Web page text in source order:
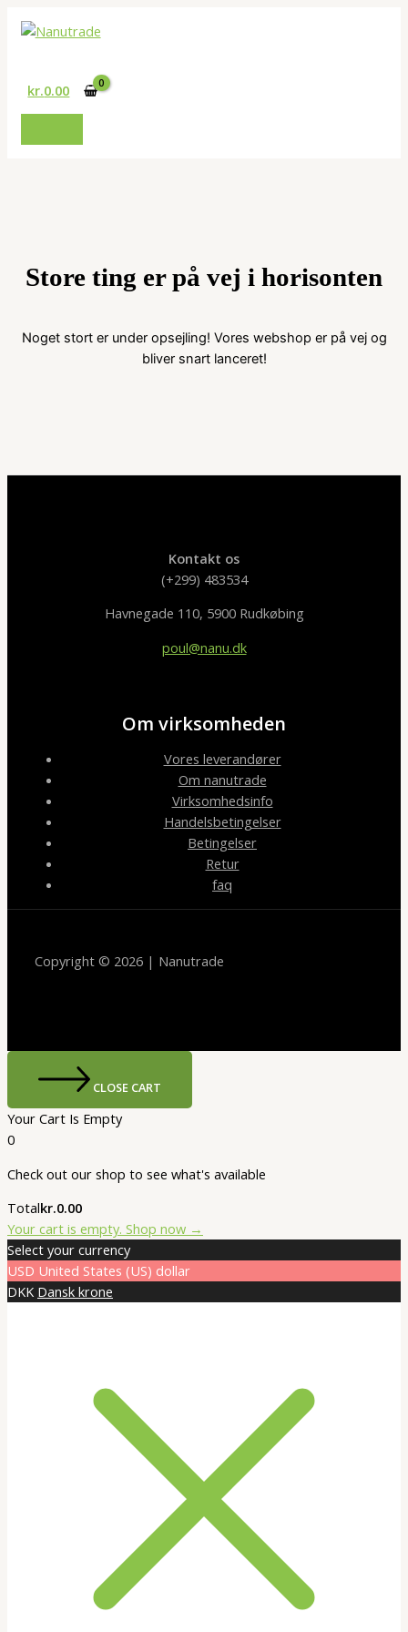
Gå
kr.0.00
Store ting er på vej i horisonten
Noget stort er under opsejling! Vores webshop er på vej og
bliver snart lanceret!
Kontakt os
(+299) 483534
Havnegade 110, 5900 Rudkøbing
poul@nanu.dk
Om virksomheden
Vores leverandører
Om nanutrade
Virksomhedsinfo
Handelsbetingelser
Betingelser
Retur
faq
Copyright © 2026 | Nanutrade
CLOSE CART
Your Cart Is Empty
0
Check out our shop to see what's available
Cart
Total:
Totalkr.0.00
Your cart is empty. Shop now →
Select your currency
USD United States (US) dollar
DKK Dansk krone